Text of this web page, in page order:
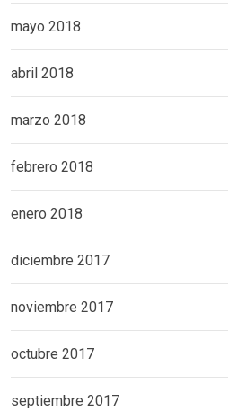
mayo 2018
abril 2018
marzo 2018
febrero 2018
enero 2018
diciembre 2017
noviembre 2017
octubre 2017
septiembre 2017